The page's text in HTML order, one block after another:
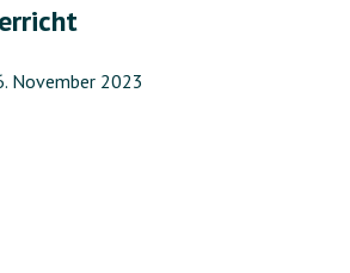
November 2023